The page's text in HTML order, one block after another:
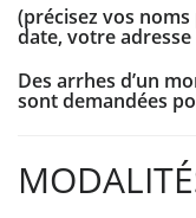
(précisez vos
date, votre
Des arrhes d’un
sont demandées